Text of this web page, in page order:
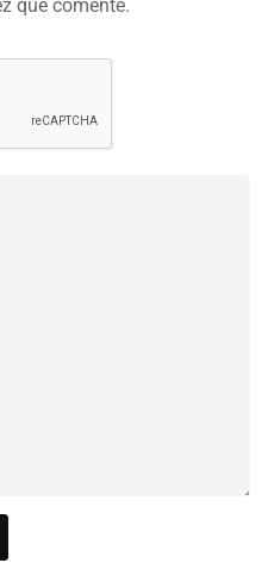
que comente.